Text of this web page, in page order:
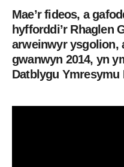
Mae’r fideos, a
hyfforddi’r Rhaglen
arweinwyr ysgolion,
gwanwyn 2014, yn
Datblygu Ymresymu